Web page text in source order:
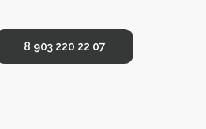
8 903 220 22 07
8 903 220 22 07